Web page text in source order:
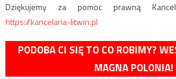
Dziękujemy za pomoc prawną
https://kancelaria-litwin.pl
PODOBA CI SIĘ TO CO ROBIMY?
MAGNA POLONIA!